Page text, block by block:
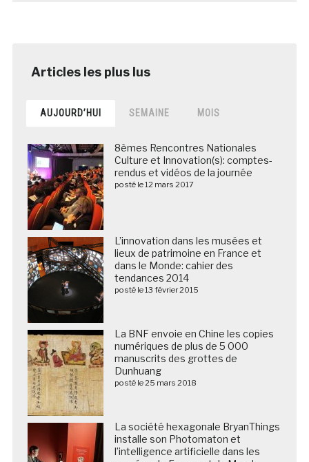
AUJOURD’HUI SEMAINE MOIS
8èmes Rencontres Nationales
Culture et Innovation(s): comptes-
rendus et vidéos de la journée
posté le 12 mars 2017
L’innovation dans les musées et
lieux de patrimoine en France et
dans le Monde: cahier des
tendances 2014
posté le 13 février 2015
La BNF envoie en Chine les copies
numériques de plus de 5 000
manuscrits des grottes de
Dunhuang
posté le 25 mars 2018
La société hexagonale BryanThings
installe son Photomaton et
l’intelligence artificielle dans les